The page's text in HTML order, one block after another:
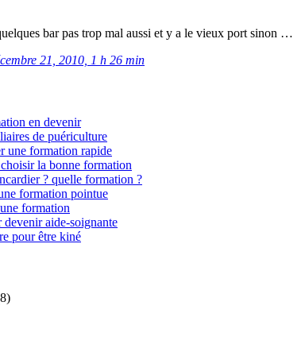
bar pas trop mal aussi et y a le vieux port sinon …
21, 2010, 1 h 26 min
en devenir
de puériculture
une formation rapide
la bonne formation
? quelle formation ?
formation pointue
formation
aide-soignante
pour être kiné